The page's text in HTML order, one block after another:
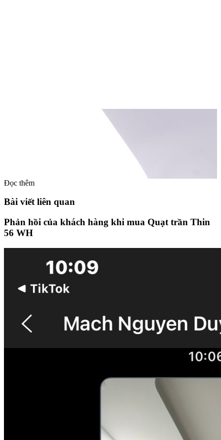
Đọc thêm
Bài viết liên quan
Phản hồi của khách hàng khi mua Quạt trần Thin
56 WH